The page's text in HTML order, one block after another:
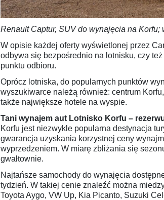
Renault Captur, SUV do wynajęcia na Korfu;
W opisie każdej oferty wyświetlonej przez
odbywa się bezpośrednio na lotnisku, czy
punktu odbioru.
Oprócz lotniska, do popularnych punktów
wyszukiwarce należą również: centrum
także największe hotele na wyspie.
Tani wynajem aut Lotnisko Korfu –
Korfu jest niezwykle popularna destynacja
gwarancja uzyskania korzystnej ceny
wyprzedzeniem. W miarę zbliżania się
gwałtownie.
Najtańsze samochody do wynajęcia
tydzień. W takiej cenie znaleźć można
Toyota Aygo, VW Up, Kia Picanto, Suzuki